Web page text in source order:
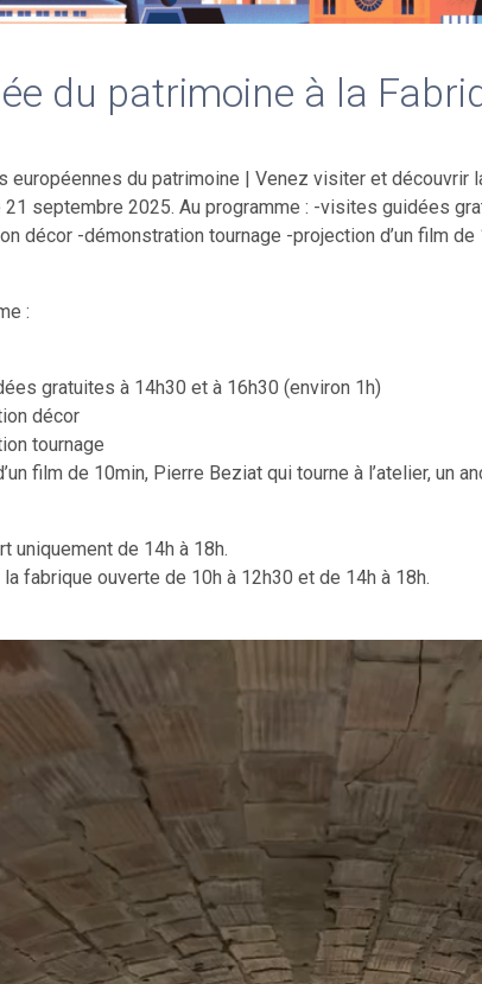
du patrimoine à la
européennes du patrimoine | Venez visiter et
21 septembre 2025. Au programme : -visites guidées
décor -démonstration tournage -projection d’un film
:
gratuites à 14h30 et à 16h30 (environ 1h)
décor
tournage
film de 10min, Pierre Beziat qui tourne à l’atelier, un
uniquement de 14h à 18h.
fabrique ouverte de 10h à 12h30 et de 14h à 18h.